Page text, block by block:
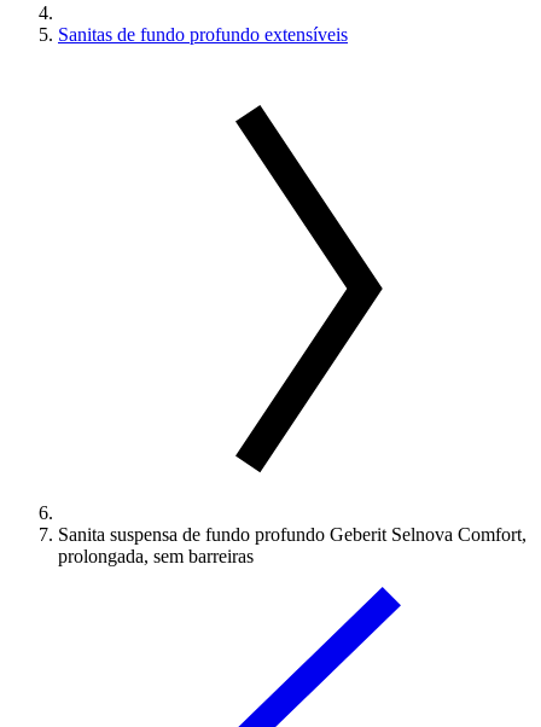
Sanitas de fundo profundo extensíveis
Sanita suspensa de fundo profundo Geberit Selnova Comfort,
prolongada, sem barreiras